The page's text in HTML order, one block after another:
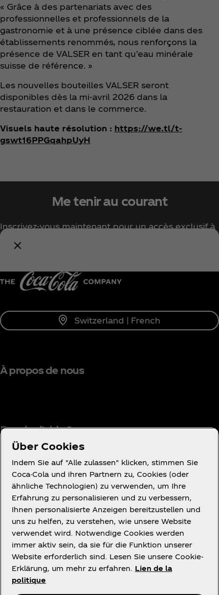
« Grâce à des partenariats avec des
professionnelles et professionnels de la
gastronomie et à une présence ciblée dans des
établissements renommés, nous renforçons la
présence de VALSER en tant qu’eau minérale
suisse de référence. »
Les nouvelles bouteilles VALSER seront
disponibles dès la mi-avril 2026 dans la
restauration et dans le commerce.
Visuels haute résolution : https://we.tl/t-
gswt16PPGqahpUyH
Me tenir au courant
Inscrivez-vous maintenant pour un accès exclusif à
tout l'univers Coca‑Cola !
Switzerland | French
À propos de nous
Besoin d’aide ?
Condition d’utilisation
Avis de confidentialité des consommateurs
Avis relatif aux cookies
Paramètres des cookies
Politique d’accessibilité
Über Cookies
Indem Sie auf "Alle zulassen" klicken, stimmen Sie
Coca-Cola und ihren Partnern zu, Cookies (oder
ähnliche Technologien) zu verwenden, um Ihre
Erfahrung zu personalisieren und zu verbessern,
Ihnen personalisierte Anzeigen bereitzustellen und
uns zu helfen, zu verstehen, wie unsere Website
verwendet wird. Notwendige Cookies werden
immer aktiv sein, da sie für die Funktion unserer
Website erforderlich sind. Lesen Sie unsere Cookie-
Erklärung, um mehr zu erfahren. Lien de la
politique